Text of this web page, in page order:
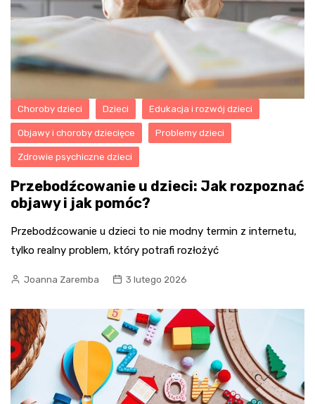
Choroby dzieci Dzieci Edukacja i rozwój dzieci
Objawy i choroby dziecięce Problemy dzieci
Zdrowie psychiczne dzieci
Przebodźcowanie u dzieci: Jak rozpoznać
objawy i jak pomóc?
Przebodźcowanie u dzieci to nie modny termin z internetu,
tylko realny problem, który potrafi rozłożyć
Joanna Zaremba 3 lutego 2026